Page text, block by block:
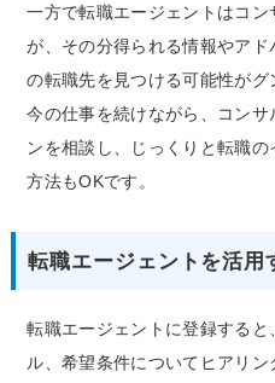
一方で転職エージェントはコ
が、その分得られる情報やア
の転職先を見つける可能性がグ
今の仕事を続けながら、コン
ンを相談し、じっくりと転職
方法もOKです。
転職エージェントを活用
転職エージェントに登録する
ル、希望条件についてヒアリン